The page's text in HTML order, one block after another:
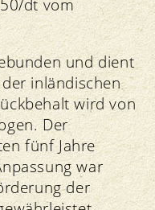
dt vom
und dient
inländischen
wird von
Der
fünf Jahre
war
der